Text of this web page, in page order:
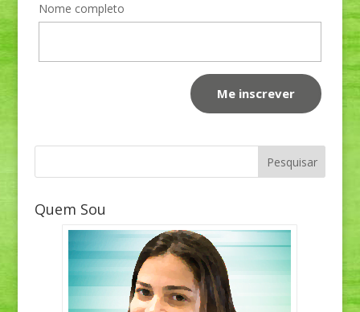
Nome completo
Quem Sou